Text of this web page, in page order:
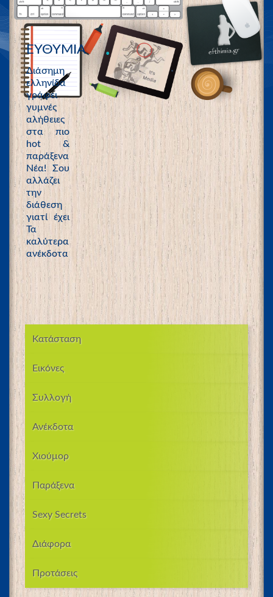
ΕΥΘΥΜΙΑ
Διάσημη
ελληνίδα
γράφει
γυμνές
αλήθειες
στα πιο
hot &
παράξενα
Νέα! Σου
αλλάζει
την
διάθεση
γιατί έχει
Τα
καλύτερα
ανέκδοτα
Κατάσταση
Εικόνες
Συλλογή
Ανέκδοτα
Χιούμορ
Παράξενα
Sexy Secrets
Διάφορα
Προτάσεις